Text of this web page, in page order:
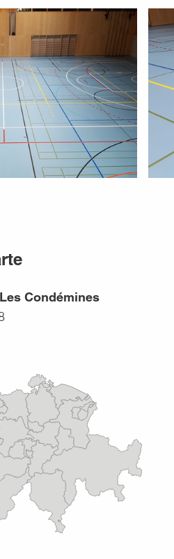
Condémines